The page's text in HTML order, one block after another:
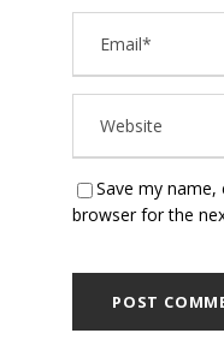
Save my name,
browser for the